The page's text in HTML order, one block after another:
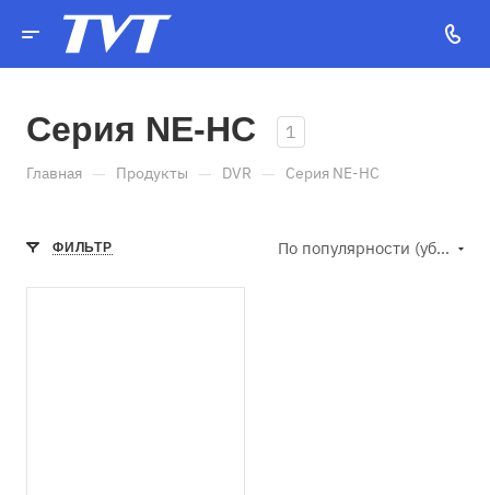
Серия NE-HC 1
Главная — Продукты — DVR — Серия NE-HC
ФИЛЬТР По популярности (убывание)